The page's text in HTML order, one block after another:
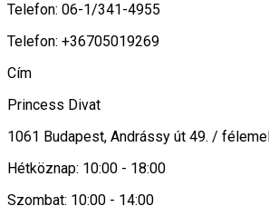
Telefon: 06-1/341-4955
Telefon: +36705019269
Cím
Princess Divat
1061 Budapest, Andrássy út 49. /
Hétköznap: 10:00 - 18:00
Szombat: 10:00 - 14:00